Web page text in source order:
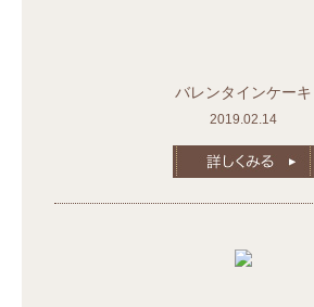
バレンタインケーキ
2019.02.14